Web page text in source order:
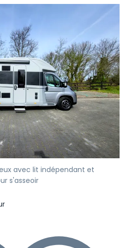
avec lit indépendant et
s'asseoir